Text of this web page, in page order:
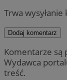
Trwa
Dodaj komentarz
Komentarze
Wydawca
treść.